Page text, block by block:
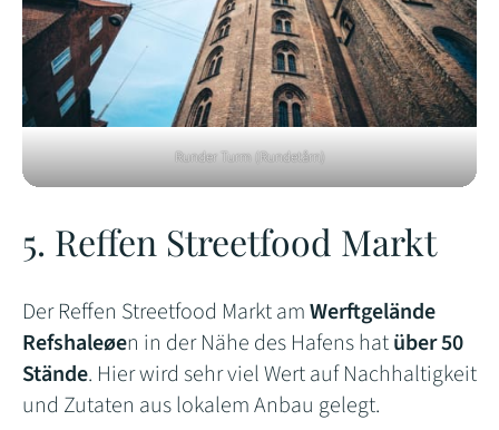
Runder Turm (Rundetårn)
5. Reffen Streetfood Markt
Der Reffen Streetfood Markt amWerftgelände
Refshaleøen in der Nähe des Hafens hatüber 50
Stände. Hier wird sehr viel Wert auf Nachhaltigkeit
und Zutaten aus lokalem Anbau gelegt.